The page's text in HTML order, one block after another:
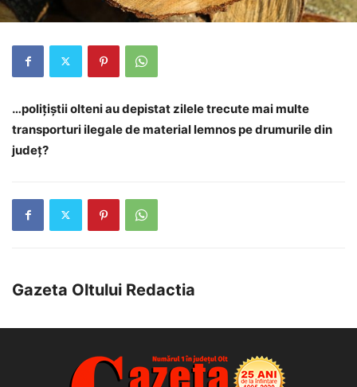
…poliţiştii olteni au depistat zilele trecute mai multe
transporturi ilegale de material lemnos pe drumurile din
județ?
Gazeta Oltului Redactia